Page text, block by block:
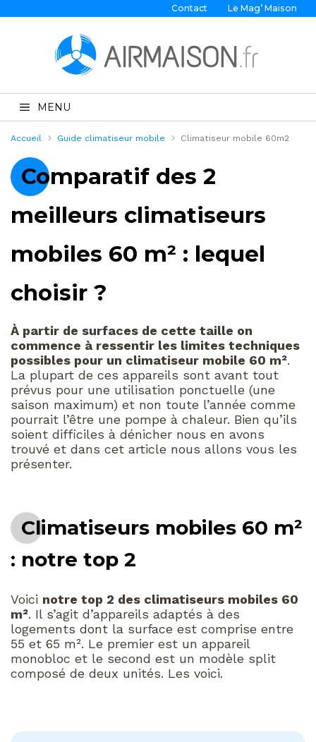
Contact Le Mag’ Maison
MENU
Accueil Guide climatiseur mobile Climatiseur mobile 60m2
Comparatif des 2
meilleurs climatiseurs
mobiles 60 m² : lequel
choisir ?
À partir de surfaces de cette taille on
commence à ressentir les limites techniques
possibles pour un climatiseur mobile 60 m².
La plupart de ces appareils sont avant tout
prévus pour une utilisation ponctuelle (une
saison maximum) et non toute l’année comme
pourrait l’être une pompe à chaleur. Bien qu’ils
soient difficiles à dénicher nous en avons
trouvé et dans cet article nous allons vous les
présenter.
Climatiseurs mobiles 60 m²
: notre top 2
Voici notre top 2 des climatiseurs mobiles 60
m². Il s’agit d’appareils adaptés à des
logements dont la surface est comprise entre
55 et 65 m². Le premier est un appareil
monobloc et le second est un modèle split
composé de deux unités. Les voici.